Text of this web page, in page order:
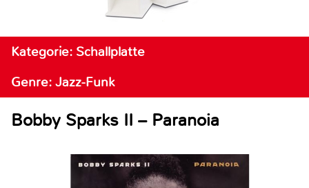
Kategorie: Schallplatte
Genre: Jazz-Funk
Bobby Sparks II – Paranoia